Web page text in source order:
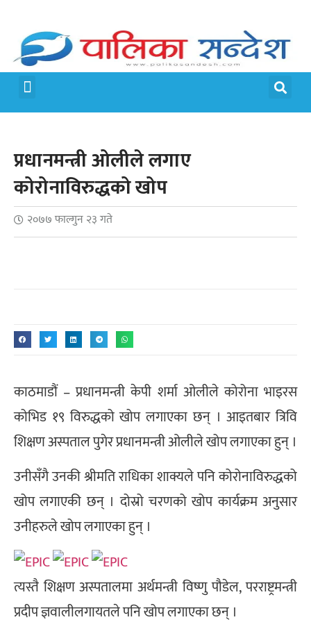
प्रधानमन्त्री ओलीले लगाए
कोरोनाविरुद्धको खोप
२०७७ फाल्गुन २३ गते
काठमाडौं – प्रधानमन्त्री केपी शर्मा ओलीले कोरोना भाइरस
कोभिड १९ विरुद्धको खोप लगाएका छन् । आइतबार त्रिवि
शिक्षण अस्पताल पुगेर प्रधानमन्त्री ओलीले खोप लगाएका हुन् ।
उनीसँगै उनकी श्रीमति राधिका शाक्यले पनि कोरोनाविरुद्धको
खोप लगाएकी छन् । दोस्रो चरणको खोप कार्यक्रम अनुसार
उनीहरुले खोप लगाएका हुन् ।
त्यस्तै शिक्षण अस्पतालमा अर्थमन्त्री विष्णु पौडेल, परराष्ट्रमन्त्री
प्रदीप ज्ञवालीलगायतले पनि खोप लगाएका छन् ।